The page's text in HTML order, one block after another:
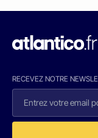
RECEVEZ NOTRE